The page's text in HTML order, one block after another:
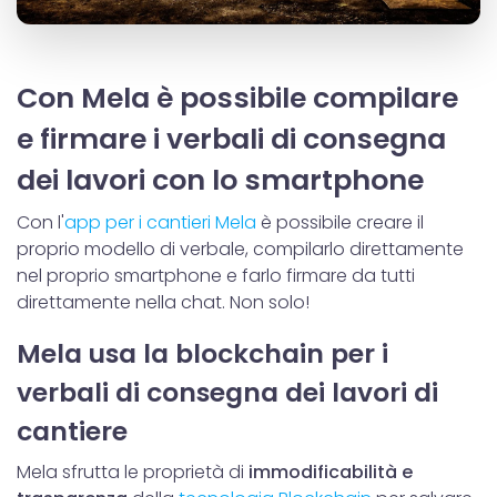
Con Mela è possibile compilare
e firmare i verbali di consegna
dei lavori con lo smartphone
Con l'app per i cantieri Mela è possibile creare il
proprio modello di verbale, compilarlo direttamente
nel proprio smartphone e farlo firmare da tutti
direttamente nella chat. Non solo!
Mela usa la blockchain per i
verbali di consegna dei lavori di
cantiere
Mela sfrutta le proprietà di immodificabilità e